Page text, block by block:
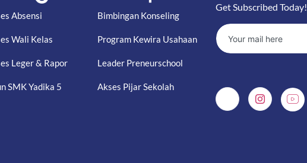
Absensi
Wali Kelas
Leger & Rapor
SMK Yadika 5
Bimbingan Konseling
Program Kewira Usahaan
Leader Preneurschool
Akses Pijar Sekolah
Get Subscribed Today!